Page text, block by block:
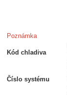
Poznámka
Kód chladiva
Číslo systému